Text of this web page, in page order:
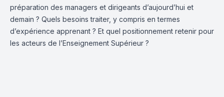
préparation des managers et dirigeants d’aujourd’hui et
demain ? Quels besoins traiter, y compris en termes
d’expérience apprenant ? Et quel positionnement retenir pour
les acteurs de l’Enseignement Supérieur ?